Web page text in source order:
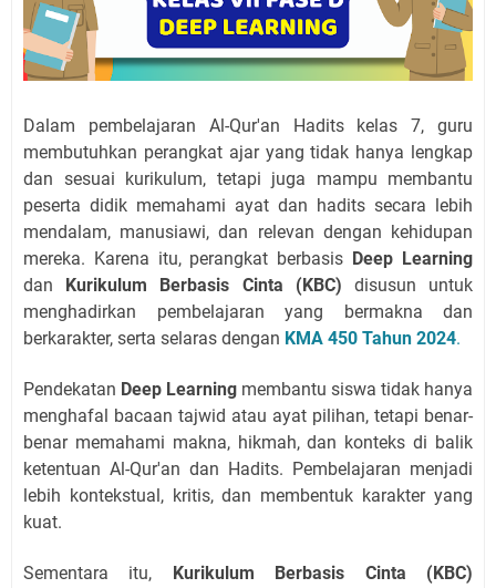
Dalam pembelajaran Al-Qur'an Hadits kelas 7, guru
membutuhkan perangkat ajar yang tidak hanya lengkap
dan sesuai kurikulum, tetapi juga mampu membantu
peserta didik memahami ayat dan hadits secara lebih
mendalam, manusiawi, dan relevan dengan kehidupan
mereka. Karena itu, perangkat berbasis Deep Learning
dan
Kurikulum Berbasis Cinta (KBC) disusun untuk
menghadirkan pembelajaran yang bermakna dan
berkarakter, serta selaras dengan KMA 450 Tahun 2024.
Pendekatan Deep Learning membantu siswa tidak hanya
menghafal bacaan tajwid atau ayat pilihan, tetapi benar-
benar memahami makna, hikmah, dan konteks di balik
ketentuan Al-Qur'an dan Hadits. Pembelajaran menjadi
lebih kontekstual, kritis, dan membentuk karakter yang
kuat.
Sementara itu,
Kurikulum Berbasis Cinta (KBC)